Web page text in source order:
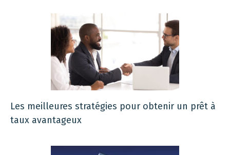
Les meilleures stratégies pour obtenir un prêt à
taux avantageux